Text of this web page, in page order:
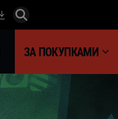
ЗА ПОКУПКАМИ